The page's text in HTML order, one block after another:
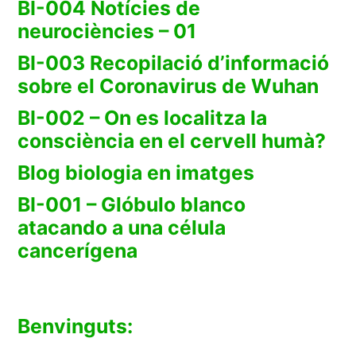
BI-004 Notícies de
neurociències – 01
BI-003 Recopilació d’informació
sobre el Coronavirus de Wuhan
BI-002 – On es localitza la
consciència en el cervell humà?
Blog biologia en imatges
BI-001 – Glóbulo blanco
atacando a una célula
cancerígena
Benvinguts: